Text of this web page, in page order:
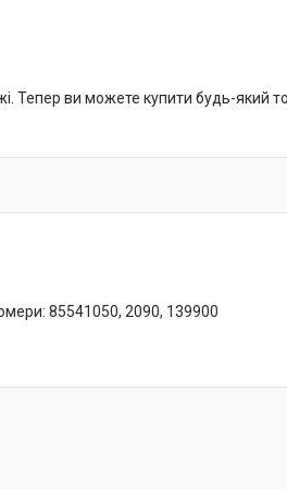
Тепер ви можете купити будь-який
85541050, 2090, 139900